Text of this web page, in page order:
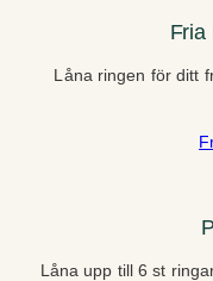
Fria
Låna ringen för ditt
Låna upp till 6 st